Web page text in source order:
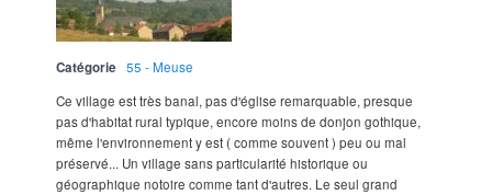
Catégorie
55 - Meuse
Ce village est très banal, pas d'église remarquable, presque
pas d'habitat rural typique, encore moins de donjon gothique,
même l'environnement y est ( comme souvent ) peu ou mal
préservé... Un village sans particularité historique ou
géographique notoire comme tant d'autres. Le seul grand